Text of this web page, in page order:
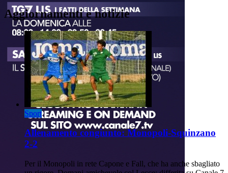
Aggiornamenti e notizie
Sport
Allenamento congiunto: Monopoli-Squinzano
2-2
Per il Monopoli in rete Capone e Fall, che ha anche sbagliato